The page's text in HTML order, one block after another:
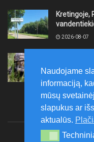
Kretingoje,
2026-08-07
rinktinė
2026-08-07
Naudojame
informaciją,
mūsų
slapukus ar
aktualūs.
Techniniai